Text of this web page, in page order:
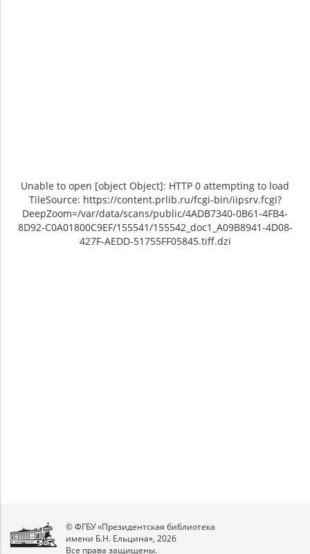
Unable to open [object Object]: HTTP 0 attempting to load
TileSource: https://content.prlib.ru/fcgi-bin/iipsrv.fcgi?
DeepZoom=/var/data/scans/public/4ADB7340-0B61-4FB4-
8D92-C0A01800C9EF/155541/155542_doc1_A09B8941-4D08-
427F-AEDD-51755FF05845.tiff.dzi
© ФГБУ «Президентская библиотека
имени Б.Н. Ельцина», 2026
Все права защищены.